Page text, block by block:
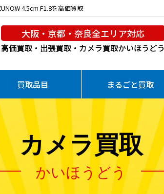
4.5cm F1.8を高価買取
大阪・京都・奈良全エリア対応
高価買取・出張買取・カメラ買取かいほうどう
買取品目 まるごと買取
カメラ買取
かいほうどう